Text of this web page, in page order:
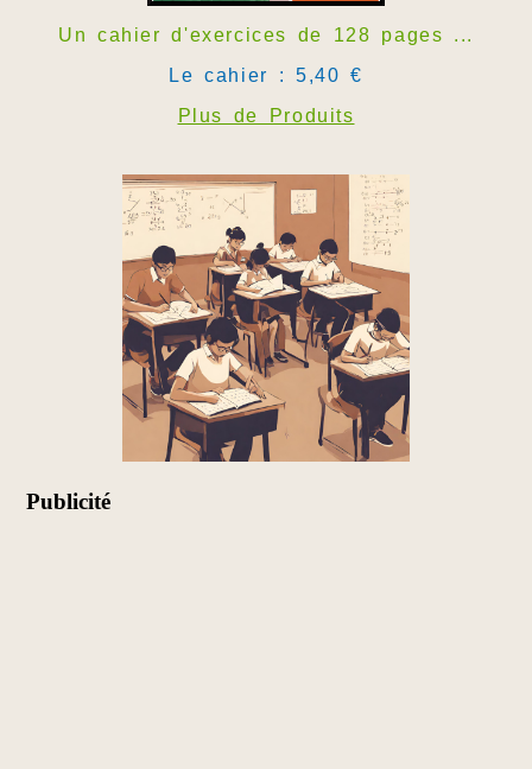
Un cahier d'exercices de 128 pages ...
Le cahier : 5,40 €
Plus de Produits
Publicité